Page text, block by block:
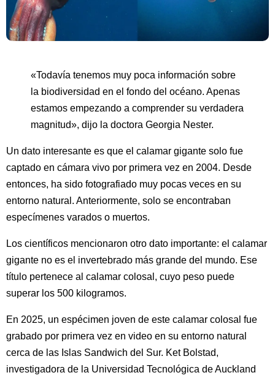
«Todavía tenemos muy poca información sobre
la biodiversidad en el fondo del océano. Apenas
estamos empezando a comprender su verdadera
magnitud», dijo la doctora Georgia Nester.
Un dato interesante es que el calamar gigante solo fue
captado en cámara vivo por primera vez en 2004. Desde
entonces, ha sido fotografiado muy pocas veces en su
entorno natural. Anteriormente, solo se encontraban
especímenes varados o muertos.
Los científicos mencionaron otro dato importante: el calamar
gigante no es el invertebrado más grande del mundo. Ese
título pertenece al calamar colosal, cuyo peso puede
superar los 500 kilogramos.
En 2025, un espécimen joven de este calamar colosal fue
grabado por primera vez en video en su entorno natural
cerca de las Islas Sandwich del Sur. Ket Bolstad,
investigadora de la Universidad Tecnológica de Auckland